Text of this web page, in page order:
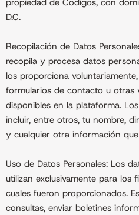
propiedad de Codigos, con
D.C.
Recopilación de Datos
recopila y procesa datos
los proporciona
formularios de contacto u otras
disponibles en la plataforma.
incluir, entre otros, tu nombre,
y cualquier otra información
Uso de Datos Personales: Los
utilizan exclusivamente para los
cuales fueron proporcionados.
consultas, enviar boletines